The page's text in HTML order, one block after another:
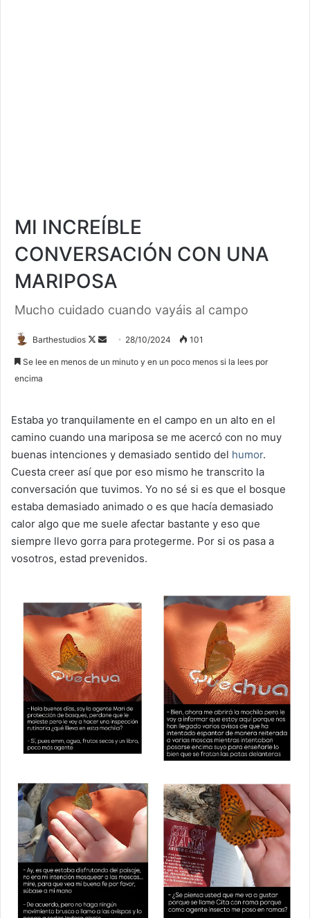
MI INCREÍBLE
CONVERSACIÓN CON UNA
MARIPOSA
Mucho cuidado cuando vayáis al campo
Barthestudios
Follow
Send 28/10/2024 101
Se lee en menos de un minuto y en un poco menos si la lees por
encima
Estaba yo tranquilamente en el campo en un alto en el
camino cuando una mariposa se me acercó con no muy
buenas intenciones y demasiado sentido del humor.
Cuesta creer así que por eso mismo he transcrito la
conversación que tuvimos. Yo no sé si es que el bosque
estaba demasiado animado o es que hacía demasiado
calor algo que me suele afectar bastante y eso que
siempre llevo gorra para protegerme. Por si os pasa a
vosotros, estad prevenidos.